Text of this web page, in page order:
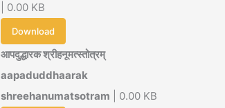
| 0.00 KB
Download
आपदुद्धारक श्रीहनूमत्स्तोत्रम्
aapaduddhaarak
shreehanumatsotram | 0.00 KB